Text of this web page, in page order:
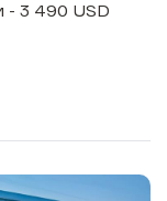
- 3 490 USD